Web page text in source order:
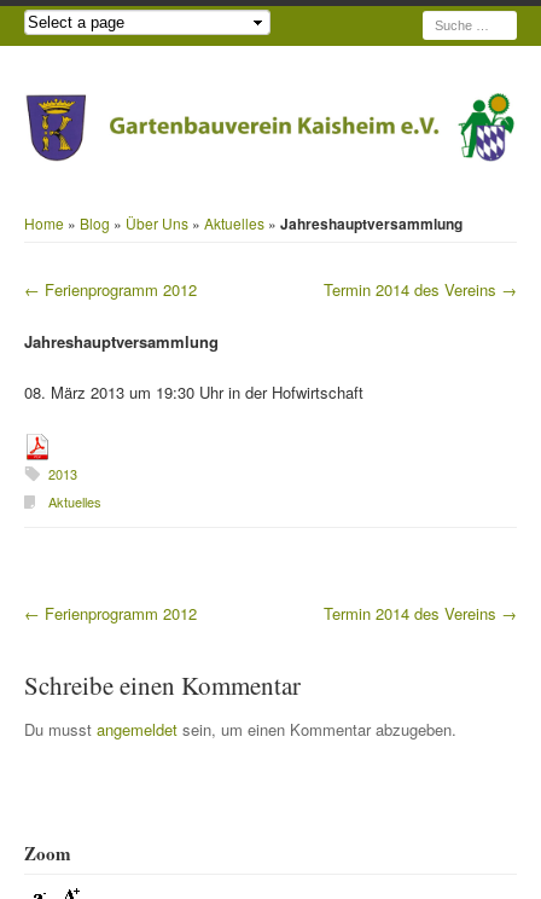
Suche
Home» Blog » Über Uns» Aktuelles» Jahreshauptversammlung
Beitragsnavigation
← Ferienprogramm 2012 Termin 2014 des Vereins →
Jahreshauptversammlung
08. März 2013 um 19:30 Uhr in der Hofwirtschaft
2013
Aktuelles
Beitragsnavigation
← Ferienprogramm 2012 Termin 2014 des Vereins →
Schreibe einen Kommentar
Du musst angemeldetsein, um einen Kommentar abzugeben.
Zoom